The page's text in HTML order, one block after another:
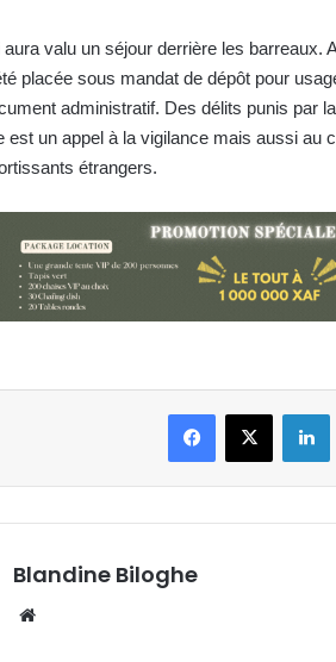
aura valu un séjour derrière les
placée sous mandat de dépôt pour
administratif. Des délits punis par
est un appel à la vigilance mais aussi au
étrangers.
FacebookX
Blandine Biloghe